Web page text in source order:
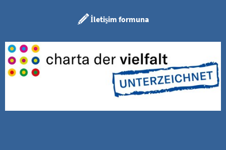
İletişim formuna